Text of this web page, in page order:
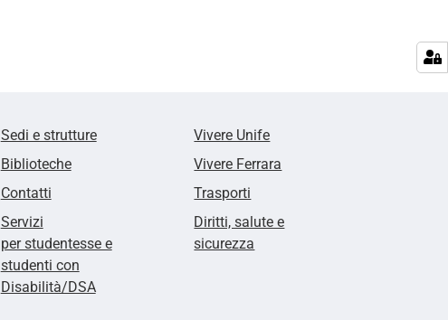
Sedi e strutture
Biblioteche
Contatti
Servizi
per studentesse e
studenti con
Disabilità/DSA
Vivere Unife
Vivere Ferrara
Trasporti
Diritti, salute e
sicurezza